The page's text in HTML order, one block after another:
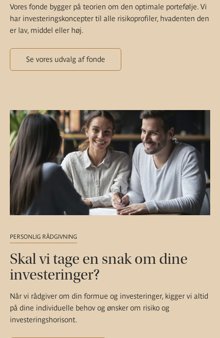
Vores fonde bygger på teorien om den optimale portefølje. Vi
har investeringskoncepter til alle risikoprofiler, hvadenten den
er lav, middel eller høj.
Se vores udvalg af fonde
PERSONLIG RÅDGIVNING
Skal vi tage en snak om dine
investeringer?
Når vi rådgiver om din formue og investeringer, kigger vi altid
på dine individuelle behov og ønsker om risiko og
investeringshorisont.